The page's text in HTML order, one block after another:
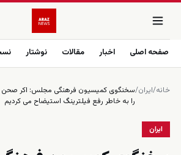
صفحه اصلی اخبار مقالات نوشتار
خانه/ایران/سخنگوی كميسيون فرهنگی مجلس: اكر صحن
را به خاطر رفع فيلترينگ استيضاح مى كرديم
ایران